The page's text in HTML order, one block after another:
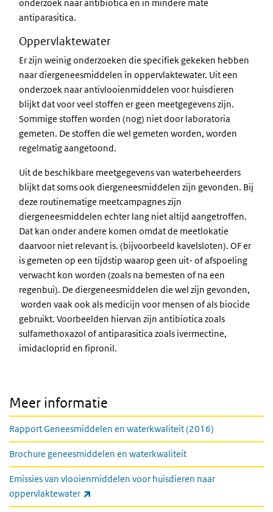
onderzoek naar antibiotica en in mindere mate
antiparasitica.
Oppervlaktewater
Er zijn weinig onderzoeken die specifiek gekeken hebben
naar diergeneesmiddelen in oppervlaktewater. Uit een
onderzoek naar antivlooienmiddelen voor huisdieren
blijkt dat voor veel stoffen er geen meetgegevens zijn.
Sommige stoffen worden (nog) niet door laboratoria
gemeten. De stoffen die wel gemeten worden, worden
regelmatig aangetoond.
Uit de beschikbare meetgegevens van waterbeheerders
blijkt dat soms ook diergeneesmiddelen zijn gevonden. Bij
deze routinematige meetcampagnes zijn
diergeneesmiddelen echter lang niet altijd aangetroffen.
Dat kan onder andere komen omdat de meetlokatie
daarvoor niet relevant is. (bijvoorbeeld kavelsloten). OF er
is gemeten op een tijdstip waarop geen uit- of afspoeling
verwacht kon worden (zoals na bemesten of na een
regenbui). De diergeneesmiddelen die wel zijn gevonden,
worden vaak ook als medicijn voor mensen of als biocide
gebruikt. Voorbeelden hiervan zijn antibiotica zoals
sulfamethoxazol of antiparasitica zoals ivermectine,
imidacloprid en fipronil.
Meer informatie
Rapport Geneesmiddelen en waterkwaliteit (2016)
Brochure geneesmiddelen en waterkwaliteit
Emissies van vlooienmiddelen voor huisdieren naar
oppervlaktewater